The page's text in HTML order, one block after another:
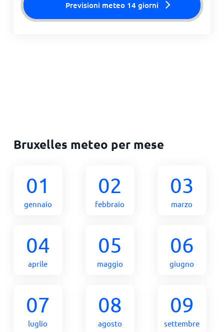
Previsioni meteo 14 giorni
Bruxelles meteo per mese
01
gennaio
02
febbraio
03
marzo
04
aprile
05
maggio
06
giugno
07
luglio
08
agosto
09
settembre